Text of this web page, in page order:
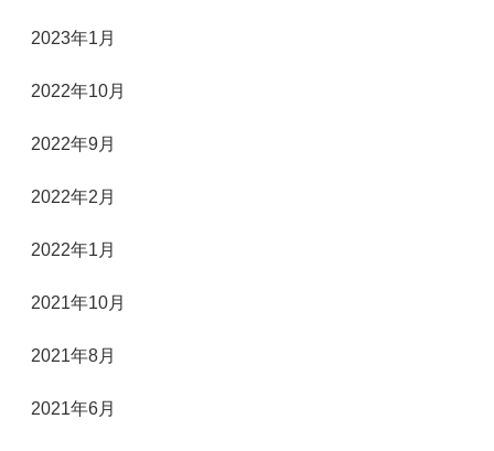
2023年1月
2022年10月
2022年9月
2022年2月
2022年1月
2021年10月
2021年8月
2021年6月